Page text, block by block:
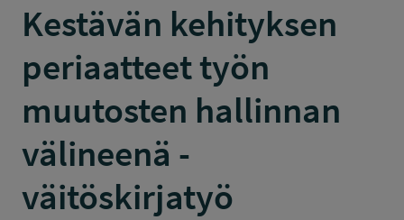
Kestävän kehityksen
periaatteet työn
muutosten hallinnan
välineenä -
väitöskirjatyö